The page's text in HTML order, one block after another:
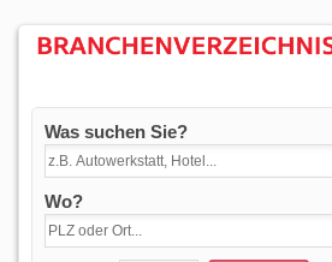
Was suchen Sie?
Wo?